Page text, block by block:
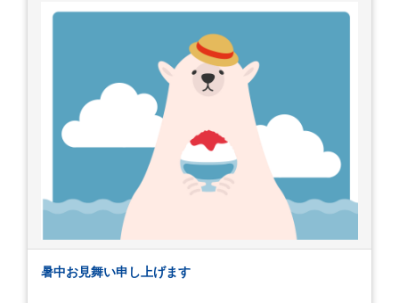
暑中お見舞い申し上げます